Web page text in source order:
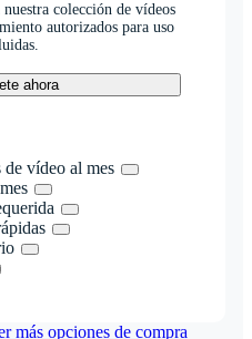
colección de vídeos
autorizados para uso
ahora
de vídeo al mes
más opciones de compra